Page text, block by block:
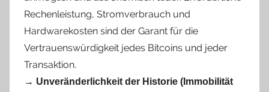
Rechenleistung, Stromverbrauch und
Hardwarekosten sind der Garant für die
Vertrauenswürdigkeit jedes Bitcoins und jeder
Transaktion.
→ Unveränderlichkeit der Historie (Immobilität